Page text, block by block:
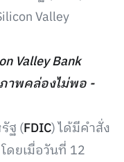
Valley
Valley Bank
าพคล่องไม่พอ -
ฐ (FDIC) ได้มีคำสั่ง
ดยเมื่อวันที่ 12